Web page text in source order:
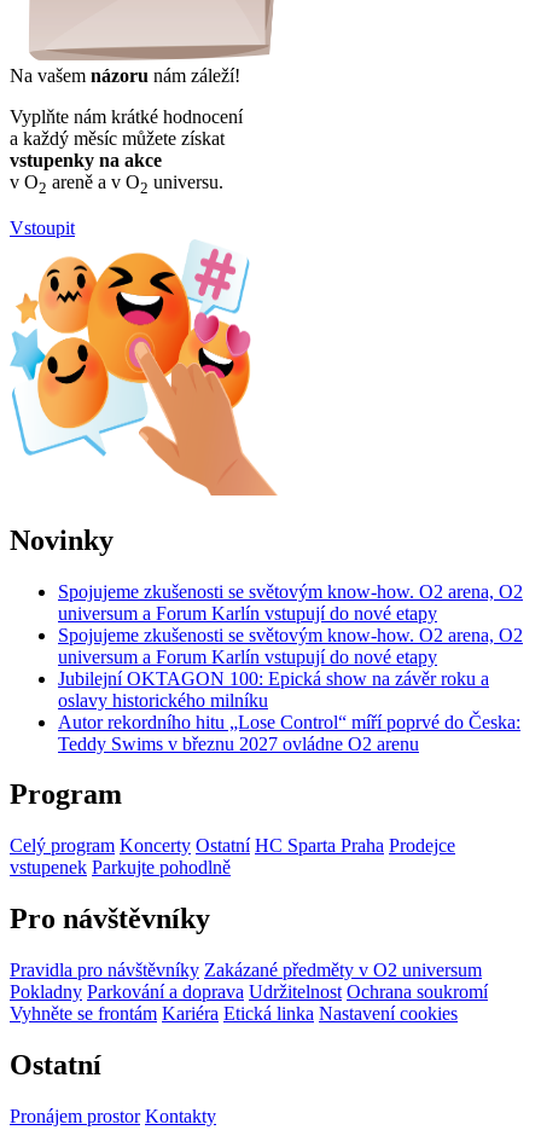
Na vašem názoru nám záleží!
Vyplňte nám krátké hodnocení
a každý měsíc můžete získat
vstupenky na akce
v O2 areně a v O2 universu.
Vstoupit
Novinky
Spojujeme zkušenosti se světovým know-how. O2 arena, O2
universum a Forum Karlín vstupují do nové etapy
Spojujeme zkušenosti se světovým know-how. O2 arena, O2
universum a Forum Karlín vstupují do nové etapy
Jubilejní OKTAGON 100: Epická show na závěr roku a
oslavy historického milníku
Autor rekordního hitu „Lose Control“ míří poprvé do Česka:
Teddy Swims v březnu 2027 ovládne O2 arenu
Program
Celý program Koncerty Ostatní HC Sparta Praha Prodejce
vstupenek Parkujte pohodlně
Pro návštěvníky
Pravidla pro návštěvníky Zakázané předměty v O2 universum
Pokladny Parkování a doprava Udržitelnost Ochrana soukromí
Vyhněte se frontám Kariéra Etická linka Nastavení cookies
Ostatní
Pronájem prostor Kontakty